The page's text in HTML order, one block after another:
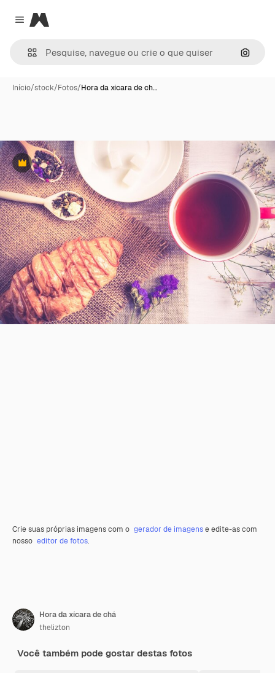
Close menu
Magnific
Início/stock/Fotos/Hora da xícara de ch…
Premium
Crie suas próprias imagens com o gerador de imagense edite-as com
nosso editor de fotos.
Hora da xícara de chá
thelizton
Você também pode gostar destas fotos